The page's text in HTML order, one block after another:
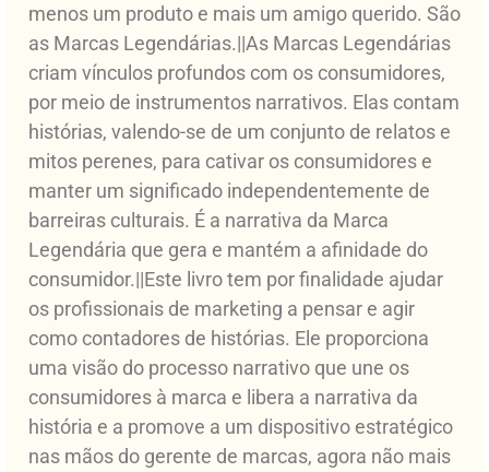
menos um produto e mais um amigo querido. São
as Marcas Legendárias.||As Marcas Legendárias
criam vínculos profundos com os consumidores,
por meio de instrumentos narrativos. Elas contam
histórias, valendo-se de um conjunto de relatos e
mitos perenes, para cativar os consumidores e
manter um significado independentemente de
barreiras culturais. É a narrativa da Marca
Legendária que gera e mantém a afinidade do
consumidor.||Este livro tem por finalidade ajudar
os profissionais de marketing a pensar e agir
como contadores de histórias. Ele proporciona
uma visão do processo narrativo que une os
consumidores à marca e libera a narrativa da
história e a promove a um dispositivo estratégico
nas mãos do gerente de marcas, agora não mais